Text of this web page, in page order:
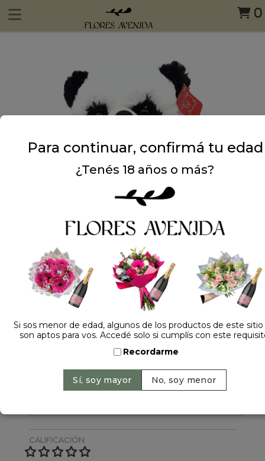
0
Dejá tu opinión
NOMBRE
CALIFICACIÓN
Para continuar, confirmá tu edad
¿Tenés 18 años o más?
Si sos menor de edad, algunos de los productos de este
son aptos para vos. Accedé solo si cumplís con este
Recordarme